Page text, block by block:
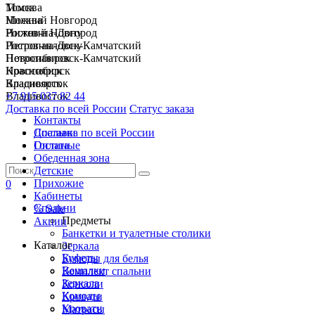
Москва
Нижний Новгород
Ростов-на-Дону
Петропавловск-Камчатский
Новосибирск
Красноярск
Владивосток
+7 915 037 82 44
Доставка по всей России Статус заказа
Спальни
Гостиные
Обеденная зона
Детские
Прихожие
Кабинеты
% Sale
Акции
Каталог
Буфеты
Вешалки
Зеркала
Комоды
Кровати
Томск
Москва
Нижний Новгород
Ростов-на-Дону
Петропавловск-Камчатский
Новосибирск
Красноярск
Владивосток
Контакты
Доставка по всей России
Оплата
0
Спальни
Предметы
Банкетки и туалетные столики
Зеркала
Комоды для белья
Комплект спальни
Консоли
Кровати
Матрасы